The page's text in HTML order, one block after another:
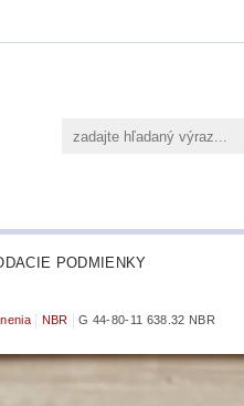
PODMIENKY
NBR G 44-80-11 638.32 NBR